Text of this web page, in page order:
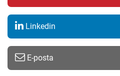
Linkedin
E-posta